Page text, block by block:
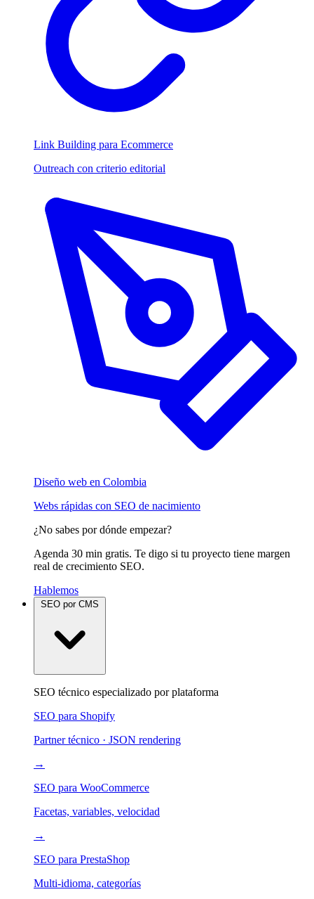
Link Building para Ecommerce
Outreach con criterio editorial
Diseño web en Colombia
Webs rápidas con SEO de nacimiento
¿No sabes por dónde empezar?
Agenda 30 min gratis. Te digo si tu proyecto tiene margen
real de crecimiento SEO.
Hablemos
SEO técnico especializado por plataforma
SEO para Shopify
Partner técnico · JSON rendering
→
SEO para WooCommerce
Facetas, variables, velocidad
→
SEO para PrestaShop
Multi-idioma, categorías